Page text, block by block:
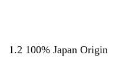
1.2 100% Japan Origin